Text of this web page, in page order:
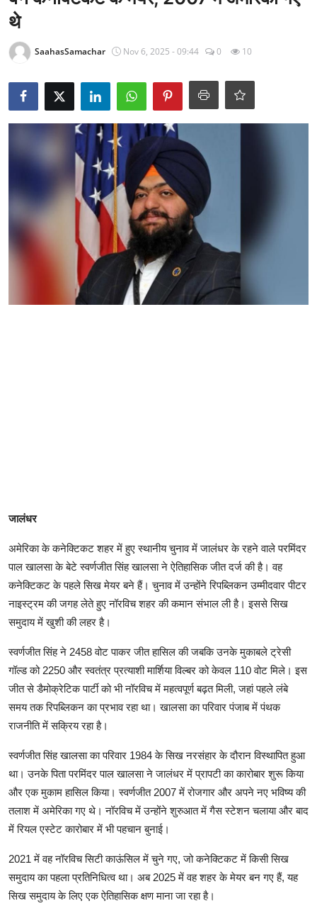
राजनीति
खेल
Epaper
धर्म
थे
SaahasSamachar Nov 6, 2025 - 09:44 0 10
जालंधर
अमेरिका के कनेक्टिकट शहर में हुए स्थानीय चुनाव में जालंधर के रहने वाले परमिंदर
पाल खालसा के बेटे स्वर्णजीत सिंह खालसा ने ऐतिहासिक जीत दर्ज की है। वह
कनेक्टिकट के पहले सिख मेयर बने हैं। चुनाव में उन्होंने रिपब्लिकन उम्मीदवार पीटर
नाइस्ट्रम की जगह लेते हुए नॉरविच शहर की कमान संभाल ली है। इससे सिख
समुदाय में खुशी की लहर है।
स्वर्णजीत सिंह ने 2458 वोट पाकर जीत हासिल की जबकि उनके मुकाबले ट्रेसी
गॉल्ड को 2250 और स्वतंत्र प्रत्याशी मार्शिया विल्बर को केवल 110 वोट मिले। इस
जीत से डैमोक्रेटिक पार्टी को भी नॉरविच में महत्वपूर्ण बढ़त मिली, जहां पहले लंबे
समय तक रिपब्लिकन का प्रभाव रहा था। खालसा का परिवार पंजाब में पंथक
राजनीति में सक्रिय रहा है।
स्वर्णजीत सिंह खालसा का परिवार 1984 के सिख नरसंहार के दौरान विस्थापित हुआ
था। उनके पिता परमिंदर पाल खालसा ने जालंधर में प्रापटी का कारोबार शुरू किया
और एक मुकाम हासिल किया। स्वर्णजीत 2007 में रोजगार और अपने नए भविष्य की
तलाश में अमेरिका गए थे। नॉरविच में उन्होंने शुरुआत में गैस स्टेशन चलाया और बाद
में रियल एस्टेट कारोबार में भी पहचान बुनाई।
2021 में वह नॉरविच सिटी काऊंसिल में चुने गए, जो कनेक्टिकट में किसी सिख
समुदाय का पहला प्रतिनिधित्व था। अब 2025 में वह शहर के मेयर बन गए हैं, यह
सिख समुदाय के लिए एक ऐतिहासिक क्षण माना जा रहा है।